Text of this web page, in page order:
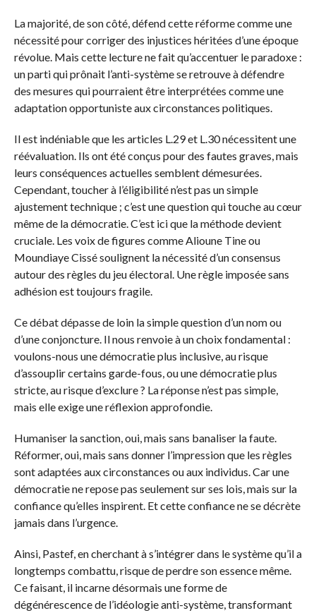
La majorité, de son côté, défend cette réforme comme une
nécessité pour corriger des injustices héritées d’une époque
révolue. Mais cette lecture ne fait qu’accentuer le paradoxe :
un parti qui prônait l’anti-système se retrouve à défendre
des mesures qui pourraient être interprétées comme une
adaptation opportuniste aux circonstances politiques.
Il est indéniable que les articles L.29 et L.30 nécessitent une
réévaluation. Ils ont été conçus pour des fautes graves, mais
leurs conséquences actuelles semblent démesurées.
Cependant, toucher à l’éligibilité n’est pas un simple
ajustement technique ; c’est une question qui touche au cœur
même de la démocratie. C’est ici que la méthode devient
cruciale. Les voix de figures comme Alioune Tine ou
Moundiaye Cissé soulignent la nécessité d’un consensus
autour des règles du jeu électoral. Une règle imposée sans
adhésion est toujours fragile.
Ce débat dépasse de loin la simple question d’un nom ou
d’une conjoncture. Il nous renvoie à un choix fondamental :
voulons-nous une démocratie plus inclusive, au risque
d’assouplir certains garde-fous, ou une démocratie plus
stricte, au risque d’exclure ? La réponse n’est pas simple,
mais elle exige une réflexion approfondie.
Humaniser la sanction, oui, mais sans banaliser la faute.
Réformer, oui, mais sans donner l’impression que les règles
sont adaptées aux circonstances ou aux individus. Car une
démocratie ne repose pas seulement sur ses lois, mais sur la
confiance qu’elles inspirent. Et cette confiance ne se décrète
jamais dans l’urgence.
Ainsi, Pastef, en cherchant à s’intégrer dans le système qu’il a
longtemps combattu, risque de perdre son essence même.
Ce faisant, il incarne désormais une forme de
dégénérescence de l’idéologie anti-système, transformant